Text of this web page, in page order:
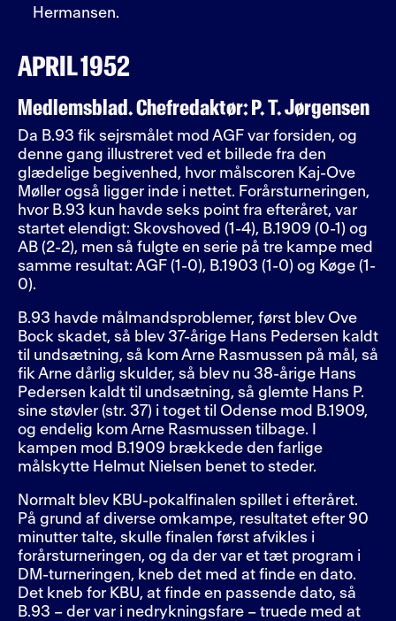
Hermansen.
APRIL 1952
Medlemsblad. Chefredaktør: P. T. Jørgensen
Da B.93 fik sejrsmålet mod AGF var forsiden, og
denne gang illustreret ved et billede fra den
glædelige begivenhed, hvor målscoren Kaj-Ove
Møller også ligger inde i nettet. Forårsturneringen,
hvor B.93 kun havde seks point fra efteråret, var
startet elendigt: Skovshoved (1-4), B.1909 (0-1) og
AB (2-2), men så fulgte en serie på tre kampe med
samme resultat: AGF (1-0), B.1903 (1-0) og Køge (1-
0).
B.93 havde målmandsproblemer, først blev Ove
Bock skadet, så blev 37-årige Hans Pedersen kaldt
til undsætning, så kom Arne Rasmussen på mål, så
fik Arne dårlig skulder, så blev nu 38-årige Hans
Pedersen kaldt til undsætning, så glemte Hans P.
sine støvler (str. 37) i toget til Odense mod B.1909,
og endelig kom Arne Rasmussen tilbage. I
kampen mod B.1909 brækkede den farlige
målskytte Helmut Nielsen benet to steder.
Normalt blev KBU-pokalfinalen spillet i efteråret.
På grund af diverse omkampe, resultatet efter 90
minutter talte, skulle finalen først afvikles i
forårsturneringen, og da der var et tæt program i
DM-turneringen, kneb det med at finde en dato.
Det kneb for KBU, at finde en passende dato, så
B.93 – der var i nedrykningsfare – truede med at